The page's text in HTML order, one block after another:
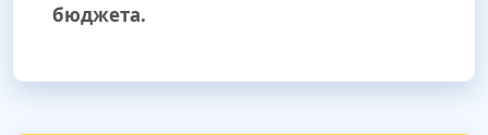
бюджета.